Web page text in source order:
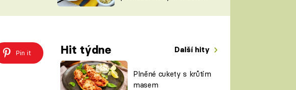
ŠÉFREDAKTORKY
ČASOPIS
Pin it Hit týdne Další hity
Plněné cukety s krůtím
masem